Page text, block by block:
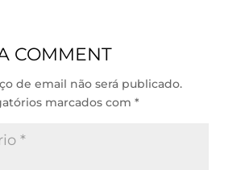
COMMENT
de email não será publicado.
marcados com *